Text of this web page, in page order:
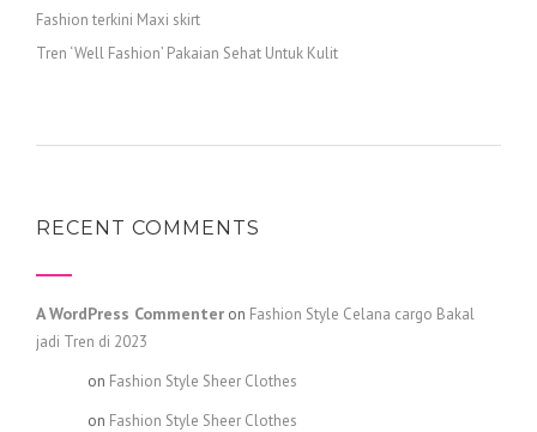
Fashion terkini Maxi skirt
Tren ‘Well Fashion’ Pakaian Sehat Untuk Kulit
RECENT COMMENTS
A WordPress Commenter on Fashion Style Celana cargo Bakal
jadi Tren di 2023
on Fashion Style Sheer Clothes
on Fashion Style Sheer Clothes